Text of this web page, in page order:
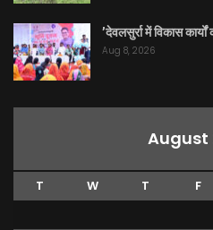
’देवलसुर्रा में विकास
Aug 8, 2026
August
T W T F